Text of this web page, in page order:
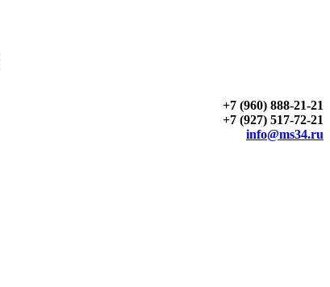
+7 (960) 888-21-21
+7 (927) 517-72-21
info@ms34.ru